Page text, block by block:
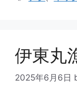
伊東丸
2025年6月6日